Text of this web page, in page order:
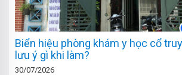
Biển hiệu phòng khám y học cổ
lưu ý gì khi làm?
30/07/2026